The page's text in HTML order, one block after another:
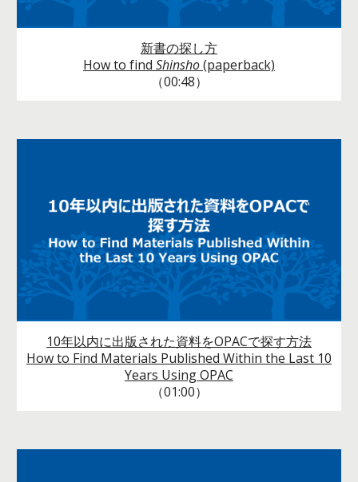
新書の探し方
How to find Shinsho(paperback)
（00:48）
10年以内に出版された資料をOPACで探す方法
How to Find Materials Published Within the Last 10
Years Using OPAC
（01:00）